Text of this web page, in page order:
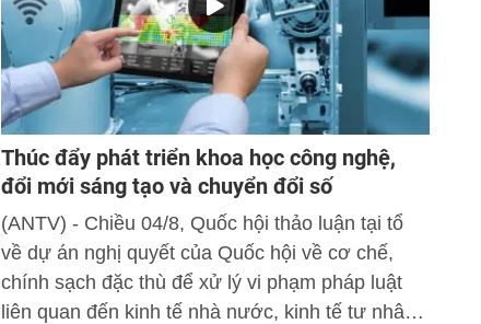
Thúc đẩy phát triển khoa học công nghệ,
đổi mới sáng tạo và chuyển đổi số
(ANTV) - Chiều 04/8, Quốc hội thảo luận tại tổ
về dự án nghị quyết của Quốc hội về cơ chế,
chính sạch đặc thù để xử lý vi phạm pháp luật
liên quan đến kinh tế nhà nước, kinh tế tư nhân